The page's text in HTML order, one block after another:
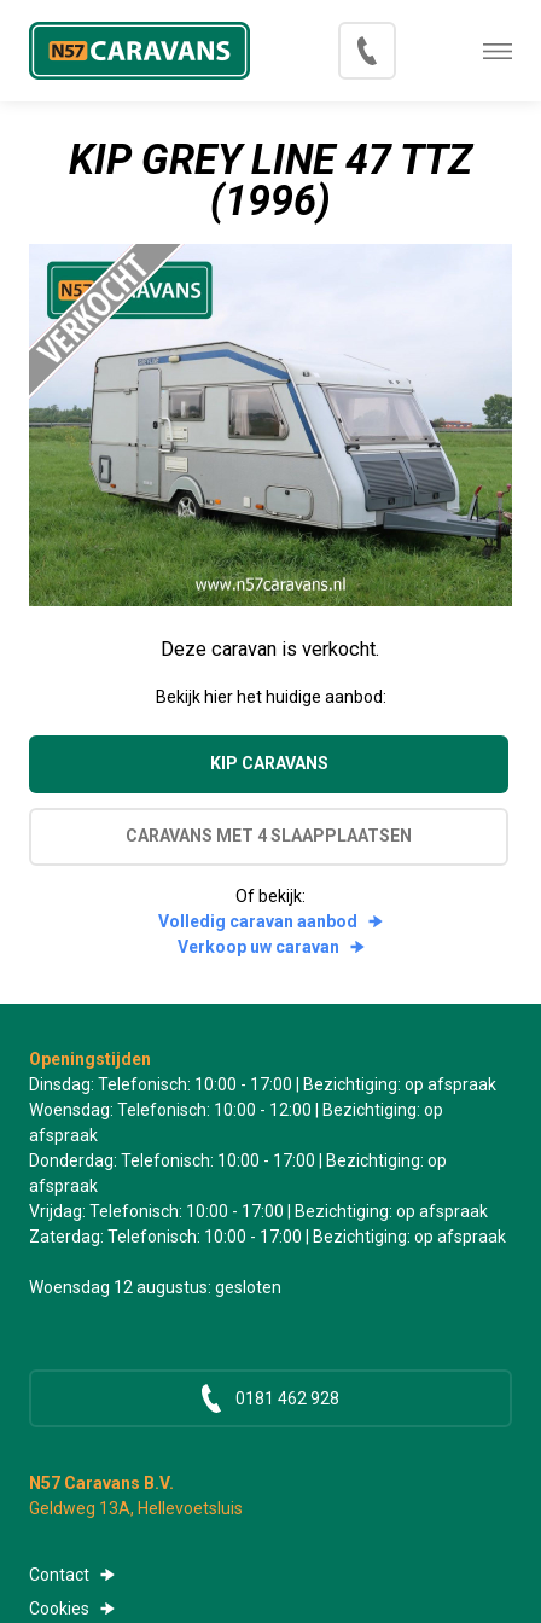
KIP GREY LINE 47 TTZ
(1996)
Deze caravan is verkocht.
Bekijk hier het huidige aanbod:
KIP CARAVANS
CARAVANS MET 4 SLAAPPLAATSEN
Of bekijk:
Volledig caravan aanbod
Verkoop uw caravan
Openingstijden
Dinsdag: Telefonisch: 10:00 - 17:00 | Bezichtiging: op afspraak
Woensdag: Telefonisch: 10:00 - 12:00 | Bezichtiging: op
afspraak
Donderdag: Telefonisch: 10:00 - 17:00 | Bezichtiging: op
afspraak
Vrijdag: Telefonisch: 10:00 - 17:00 | Bezichtiging: op afspraak
Zaterdag: Telefonisch: 10:00 - 17:00 | Bezichtiging: op afspraak
Woensdag 12 augustus: gesloten
0181 462 928
N57 Caravans B.V.
Geldweg 13A, Hellevoetsluis
Contact
Cookies
Menu
Inkoop
Export
Contact
Over N57 Caravans